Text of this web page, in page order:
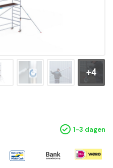
+4
1-3 dagen